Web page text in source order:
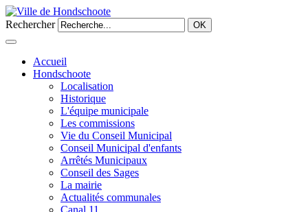
Rechercher OK
Accueil
Hondschoote
Localisation
Historique
L'équipe municipale
Les commissions
Vie du Conseil Municipal
Conseil Municipal d'enfants
Arrêtés Municipaux
Conseil des Sages
La mairie
Actualités communales
Canal 11